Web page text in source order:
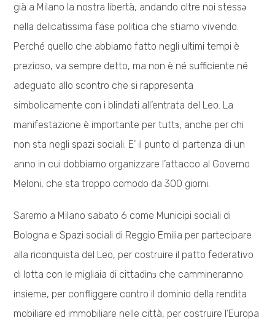
già a Milano la nostra libertà, andando oltre noi stessə
nella delicatissima fase politica che stiamo vivendo.
Perché quello che abbiamo fatto negli ultimi tempi è
prezioso, va sempre detto, ma non è né sufficiente né
adeguato allo scontro che si rappresenta
simbolicamente con i blindati all’entrata del Leo. La
manifestazione è importante per tuttɜ, anche per chi
non sta negli spazi sociali. E’ il punto di partenza di un
anno in cui dobbiamo organizzare l’attacco al Governo
Meloni, che sta troppo comodo da 300 giorni.
Saremo a Milano sabato 6 come Municipi sociali di
Bologna e Spazi sociali di Reggio Emilia per partecipare
alla riconquista del Leo, per costruire il patto federativo
di lotta con le migliaia di cittadinɜ che cammineranno
insieme, per confliggere contro il dominio della rendita
mobiliare ed immobiliare nelle città, per costruire l’Europa